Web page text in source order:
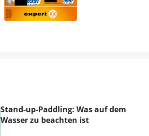
Stand-up-Paddling: Was auf dem
Wasser zu beachten ist